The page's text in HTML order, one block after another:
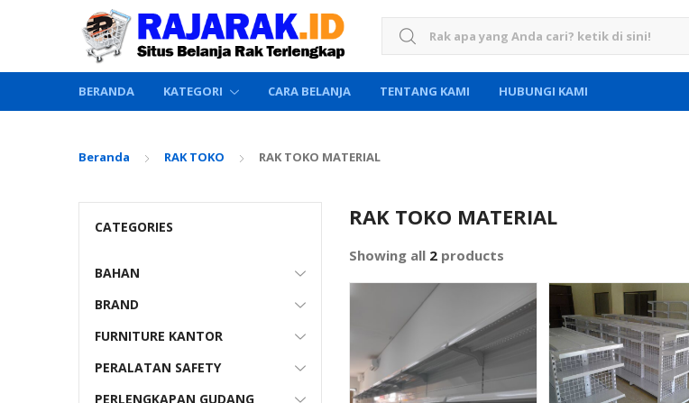
Search for:
BERANDA KATEGORI CARA BELANJA TENTANG KAMI HUBUNGI KAMI
Beranda RAK TOKO RAK TOKO MATERIAL
RAK TOKO MATERIAL
Showing all 2 products
CATEGORIES
BAHAN
BRAND
FURNITURE KANTOR
PERALATAN SAFETY
PERLENGKAPAN GUDANG